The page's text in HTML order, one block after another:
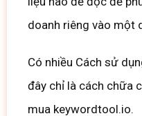
doanh riêng vào một
Có nhiều Cách sử
đây chỉ là cách chữa
mua keywordtool.io.